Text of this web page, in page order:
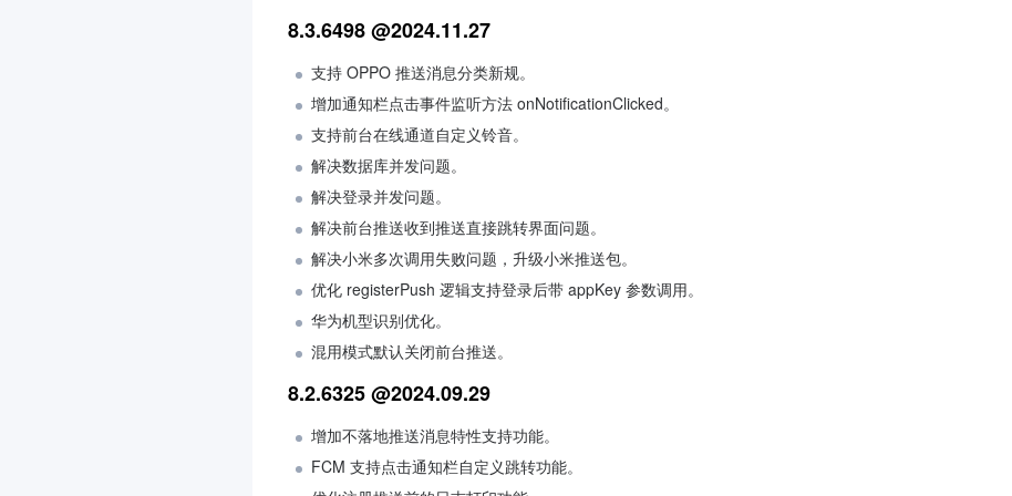
8.3.6498 @2024.11.27
支持 OPPO 推送消息分类新规。
增加通知栏点击事件监听方法 onNotificationClicked。
支持前台在线通道自定义铃音。
解决数据库并发问题。
解决登录并发问题。
解决前台推送收到推送直接跳转界面问题。
解决小米多次调用失败问题，升级小米推送包。
优化 registerPush 逻辑支持登录后带 appKey 参数调用。
华为机型识别优化。
混用模式默认关闭前台推送。
8.2.6325 @2024.09.29
增加不落地推送消息特性支持功能。
FCM 支持点击通知栏自定义跳转功能。